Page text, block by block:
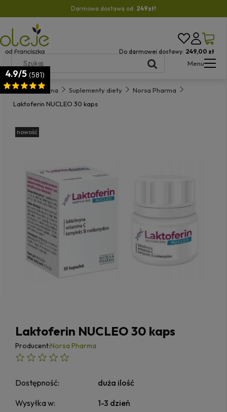
Darmowa dostawa od: 249zł!
Do darmowej dostawy: 249,00 zł
Menu
Strona główna Suplementy diety
Norsa Pharma
Laktoferin NUCLEO 30 kaps
nowość
Laktoferin NUCLEO 30 kaps
Producent:Norsa Pharma
Dostępność:
duża ilość
Wysyłka w:
1-3 dzień
4.9/5 (581)